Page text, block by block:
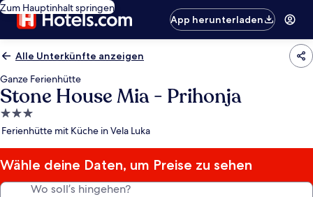
Zum Hauptinhalt springen
App herunterladen
Alle Unterkünfte anzeigen
Ganze Ferienhütte
Stone House Mia - Prihonja
3.0-
Sterne-
Ferienhütte mit Küche in Vela Luka
Wähle deine Daten, um Preise zu sehen
Wo soll’s hingehen?